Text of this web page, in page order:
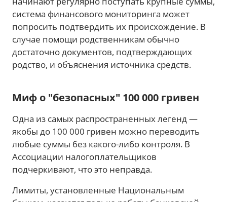
система финансового мониторинга может
попросить подтвердить их происхождение. В
случае помощи родственникам обычно
достаточно документов, подтверждающих
родство, и объяснения источника средств.
Миф о "безопасных" 100 000 гривен
Одна из самых распространенных легенд —
якобы до 100 000 гривен можно переводить
любые суммы без какого-либо контроля. В
Ассоциации налогоплательщиков
подчеркивают, что это неправда.
Лимиты, установленные Национальным